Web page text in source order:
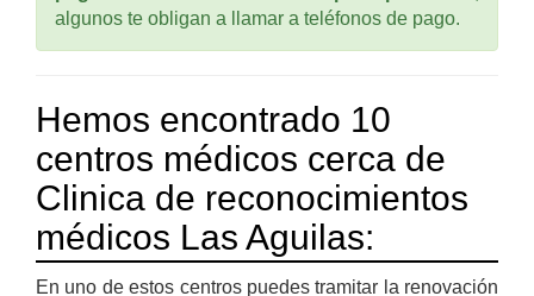
algunos te obligan a llamar a teléfonos de pago.
Hemos encontrado 10
centros médicos cerca de
Clinica de reconocimientos
médicos Las Aguilas:
En uno de estos centros puedes tramitar la renovación